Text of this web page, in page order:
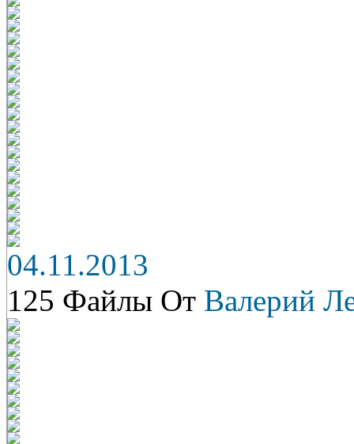
04.11.2013
125 Файлы От Валерий